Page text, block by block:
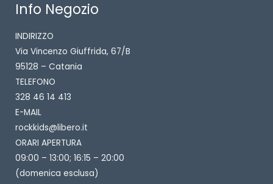
Info Negozio
INDIRIZZO
Via Vincenzo Giuffrida, 67/B
95128 – Catania
TELEFONO
328 46 14 413
E-MAIL
rockkids@libero.it
ORARI APERTURA
09:00 – 13:00; 16:15 – 20:00
(domenica esclusa)